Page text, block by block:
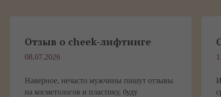
Отзыв о cheek-лифтинге
08.07.2026
Наверное, нечасто мужчины пишут отзывы
на косметологов и пластику, буду